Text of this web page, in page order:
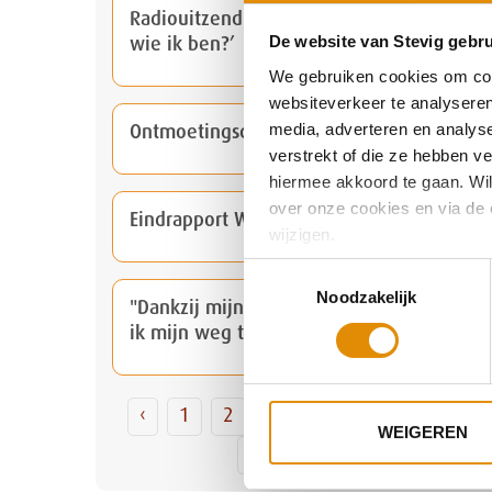
De website van Stevig
We gebruiken cookies om
websiteverkeer te
media, adverteren en
verstrekt of die ze hebben
hiermee akkoord te gaan.
over onze cookies en via de
wijzigen.
Noodzakelijk
WEIGEREN
Radiouitzending over rapport ‘Weet jij
wie ik ben?’
Ontmoetingsdag voor Werkzoekenden
Eindrapport Weet Jij Wie Ik Ben?
"Dankzij mijn therapie bij STEVIG weet
ik mijn weg te vinden"
‹ 1 2